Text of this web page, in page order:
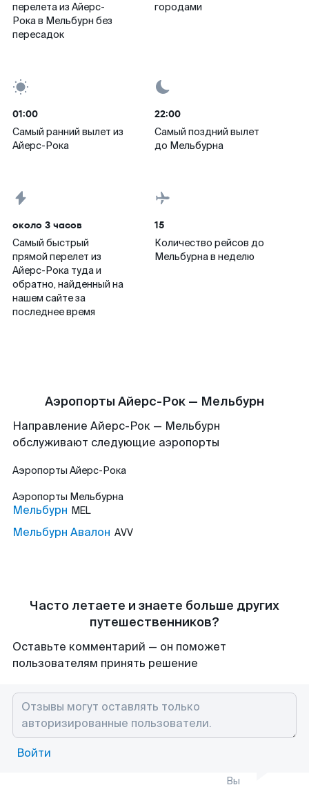
перелета из Айерс-
Рока в Мельбурн без
пересадок
городами
01:00
Самый ранний вылет из
Айерс-Рока
22:00
Самый поздний вылет
до Мельбурна
около 3 часов
Самый быстрый
прямой перелет из
Айерс-Рока туда и
обратно, найденный на
нашем сайте за
последнее время
15
Количество рейсов до
Мельбурна в неделю
Аэропорты Айерс-Рок — Мельбурн
Направление Айерс-Рок — Мельбурн
обслуживают следующие аэропорты
Аэропорты Айерс-Рока
Аэропорты Мельбурна
Мельбурн MEL
Мельбурн Авалон AVV
Часто летаете и знаете больше других
путешественников?
Оставьте комментарий — он поможет
пользователям принять решение
Войти
Вы